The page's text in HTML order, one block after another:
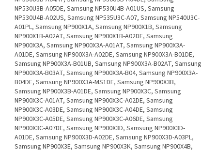
NP530U3B-A05DE, Samsung NP530U4B-A01US, Samsung
NP530U4B-A02US, Samsung NP535U3C-A07, Samsung NP540U3C-
A01PL, Samsung NP900X1A, Samsung NP900X1B, Samsung
NP900X1B-A02AT, Samsung NP900X1B-A02DE, Samsung
NP900X3A, Samsung NP900X3A-A01AT, Samsung NP900X3A-
A01DE, Samsung NP900X3A-A02DE, Samsung NP900X3A-B01DE,
Samsung NP900X3A-B01UB, Samsung NP900X3A-B02AT, Samsung
NP900X3A-B03AT, Samsung NP900X3A-B04, Samsung NP900X3A-
B04DE, Samsung NP900X3A-MS1DE, Samsung NP900X3B,
Samsung NP900X3B-A01DE, Samsung NP900X3C, Samsung
NP900X3C-A01AT, Samsung NP900X3C-A02DE, Samsung
NP900X3C-A03DE, Samsung NP900X3C-A04DE, Samsung
NP900X3C-A05DE, Samsung NP900X3C-A06DE, Samsung
NP900X3C-A07DE, Samsung NP900X3D, Samsung NP900X3D-
A01DE, Samsung NP900X3D-A02DE, Samsung NP900X3D-A03PL,
Samsung NP900X3E, Samsung NP900X3K, Samsung NP900X4B,